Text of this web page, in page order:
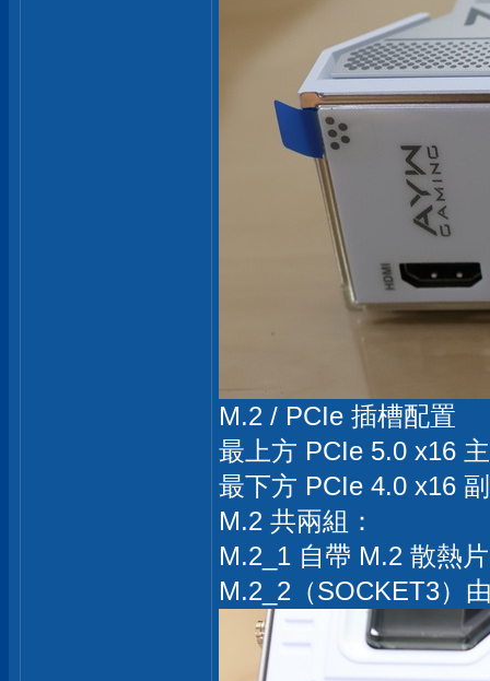
M.2 / PCIe 插槽配置
最上方 PCIe 5.0 x16
最下方 PCIe 4.0 x16
M.2 共兩組：
M.2_1 自帶 M.2 散熱
M.2_2（SOCKET3）